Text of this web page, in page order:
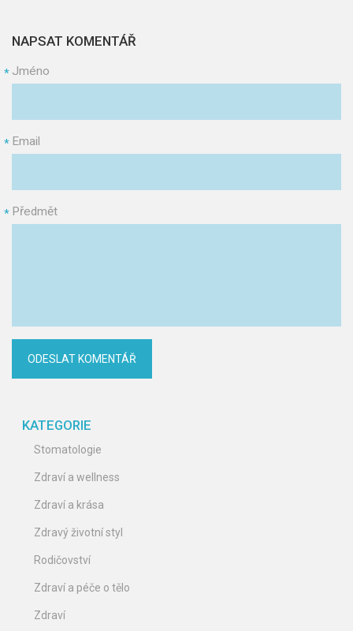
NAPSAT KOMENTÁŘ
Jméno
*
Email
*
Předmět
*
KATEGORIE
Stomatologie
Zdraví a wellness
Zdraví a krása
Zdravý životní styl
Rodičovství
Zdraví a péče o tělo
Zdraví